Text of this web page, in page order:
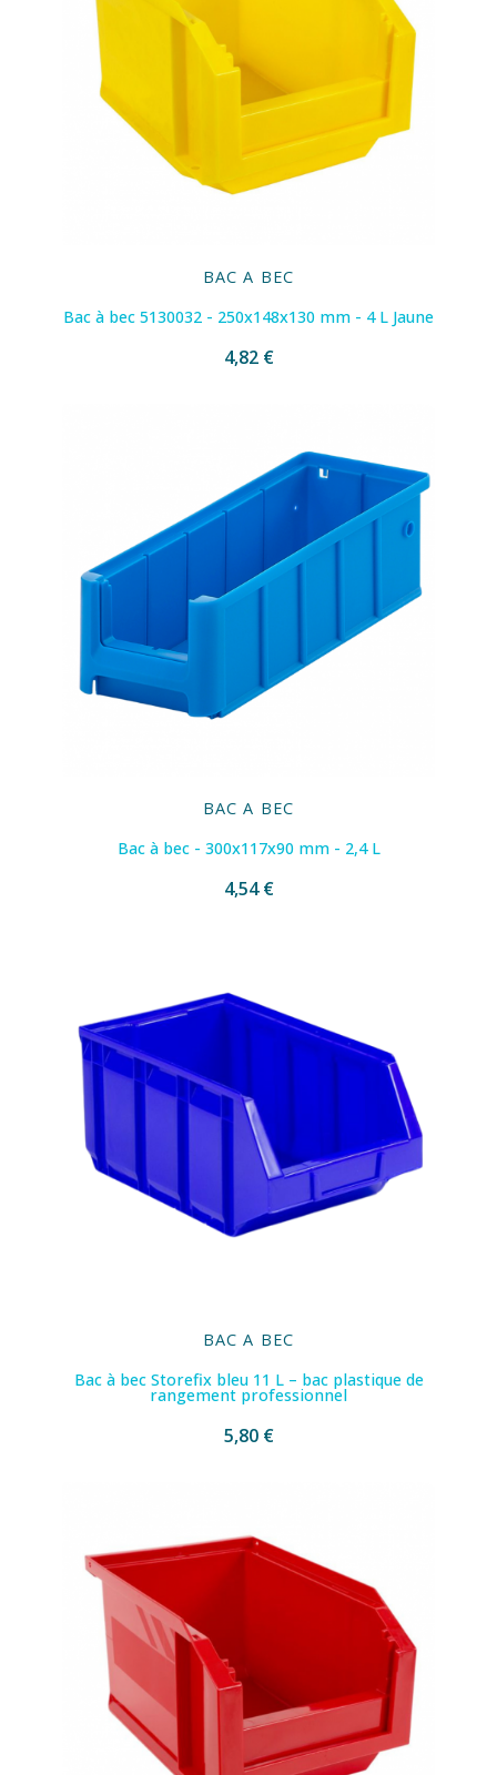
BAC A BEC
Bac à bec 5130032 - 250x148x130 mm - 4 L Jaune
4,82 €
BAC A BEC
Bac à bec - 300x117x90 mm - 2,4 L
4,54 €
BAC A BEC
Bac à bec Storefix bleu 11 L – bac plastique de
rangement professionnel
5,80 €